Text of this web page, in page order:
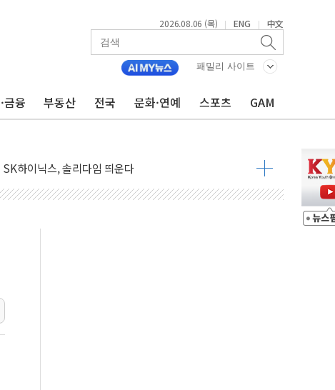
2026.08.06 (목) | ENG | 中文
패밀리 사이트
금융 부동산 전국 문화·연예 스포츠 GAM
李 "40도 폭염, 외신에서나 보던 일" 外
하이닉스, 솔리다임 띄운다
영업익 108% 증가
면한 세제개편"…용산공원 훼손 안 돼
획 없다"…전직 대통령 예우 대상 제외·국민 정서 고려
' 항소심 21일 첫 공판…1심은 시장직 상실형
막 퍼즐'…현대홈쇼핑 1.2조 투자자산 떼낸다
란...법조계 "법적근거 없어, 위법수집증거 가능성"
확산, 식품안전 점검 강화